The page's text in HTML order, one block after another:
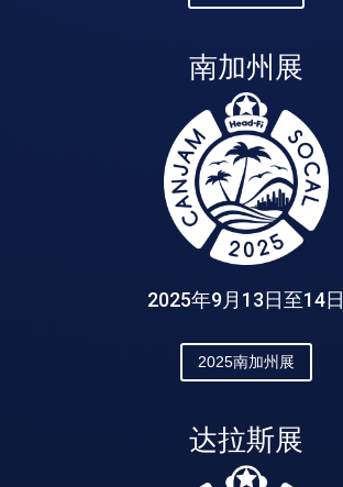
南加州展
2025年9月13日至14日
2025南加州展
达拉斯展